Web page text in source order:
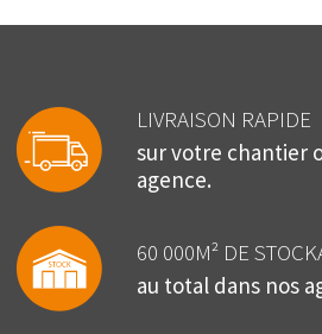
LIVRAISON RAPIDE
sur votre chantier
agence.
60 000M² DE
au total dans nos